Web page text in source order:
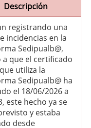
Descripción
registrando una
incidencias en la
Sedipualb@,
a que el certificado
utiliza la
Sedipualb@ ha
el 18/06/2026 a
este hecho ya se
y estaba
desde